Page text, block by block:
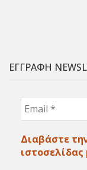
ΕΓΓΡΑΦΗ
Διαβάστε
ιστοσελίδας